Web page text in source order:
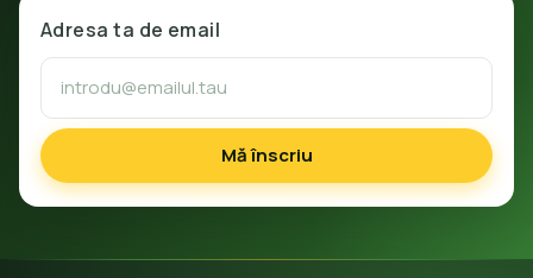
Adresa ta de email
Mă înscriu